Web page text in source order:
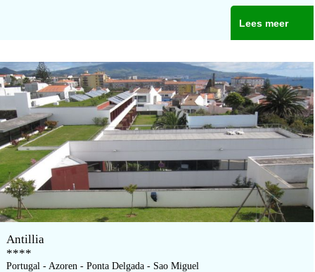
Lees meer
Antillia
****
Portugal - Azoren - Ponta Delgada - Sao Miguel